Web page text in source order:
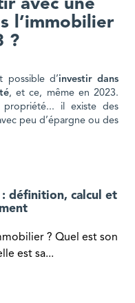
avec une
l’immobilier
?
possible d’investir dans
, et ce, même en 2023.
propriété... il existe des
peu d’épargne ou des
définition, calcul et
? Quel est son
est sa...